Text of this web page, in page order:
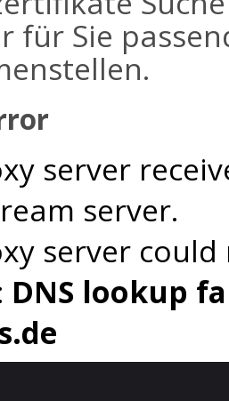
für Sie
server
server.
server
DNS lookup